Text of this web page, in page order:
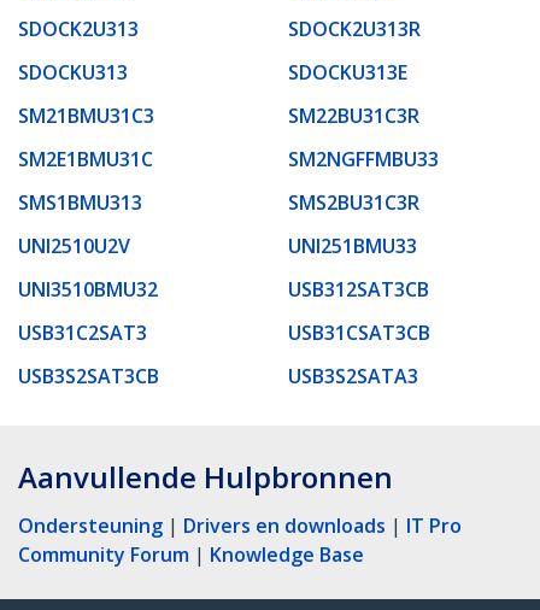
SDOCK2U313
SDOCK2U313R
SDOCKU313
SDOCKU313E
SM21BMU31C3
SM22BU31C3R
SM2E1BMU31C
SM2NGFFMBU33
SMS1BMU313
SMS2BU31C3R
UNI2510U2V
UNI251BMU33
UNI3510BMU32
USB312SAT3CB
USB31C2SAT3
USB31CSAT3CB
USB3S2SAT3CB
USB3S2SATA3
Aanvullende Hulpbronnen
Ondersteuning | Drivers en downloads | IT Pro
Community Forum | Knowledge Base